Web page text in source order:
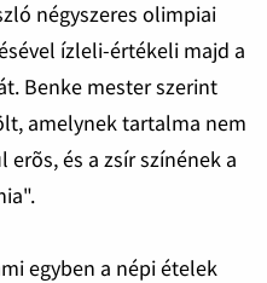
négyszeres olimpiai
ízleli-értékeli majd a
Benke mester szerint
amelynek tartalma nem
és a zsír színének a
egyben a népi ételek